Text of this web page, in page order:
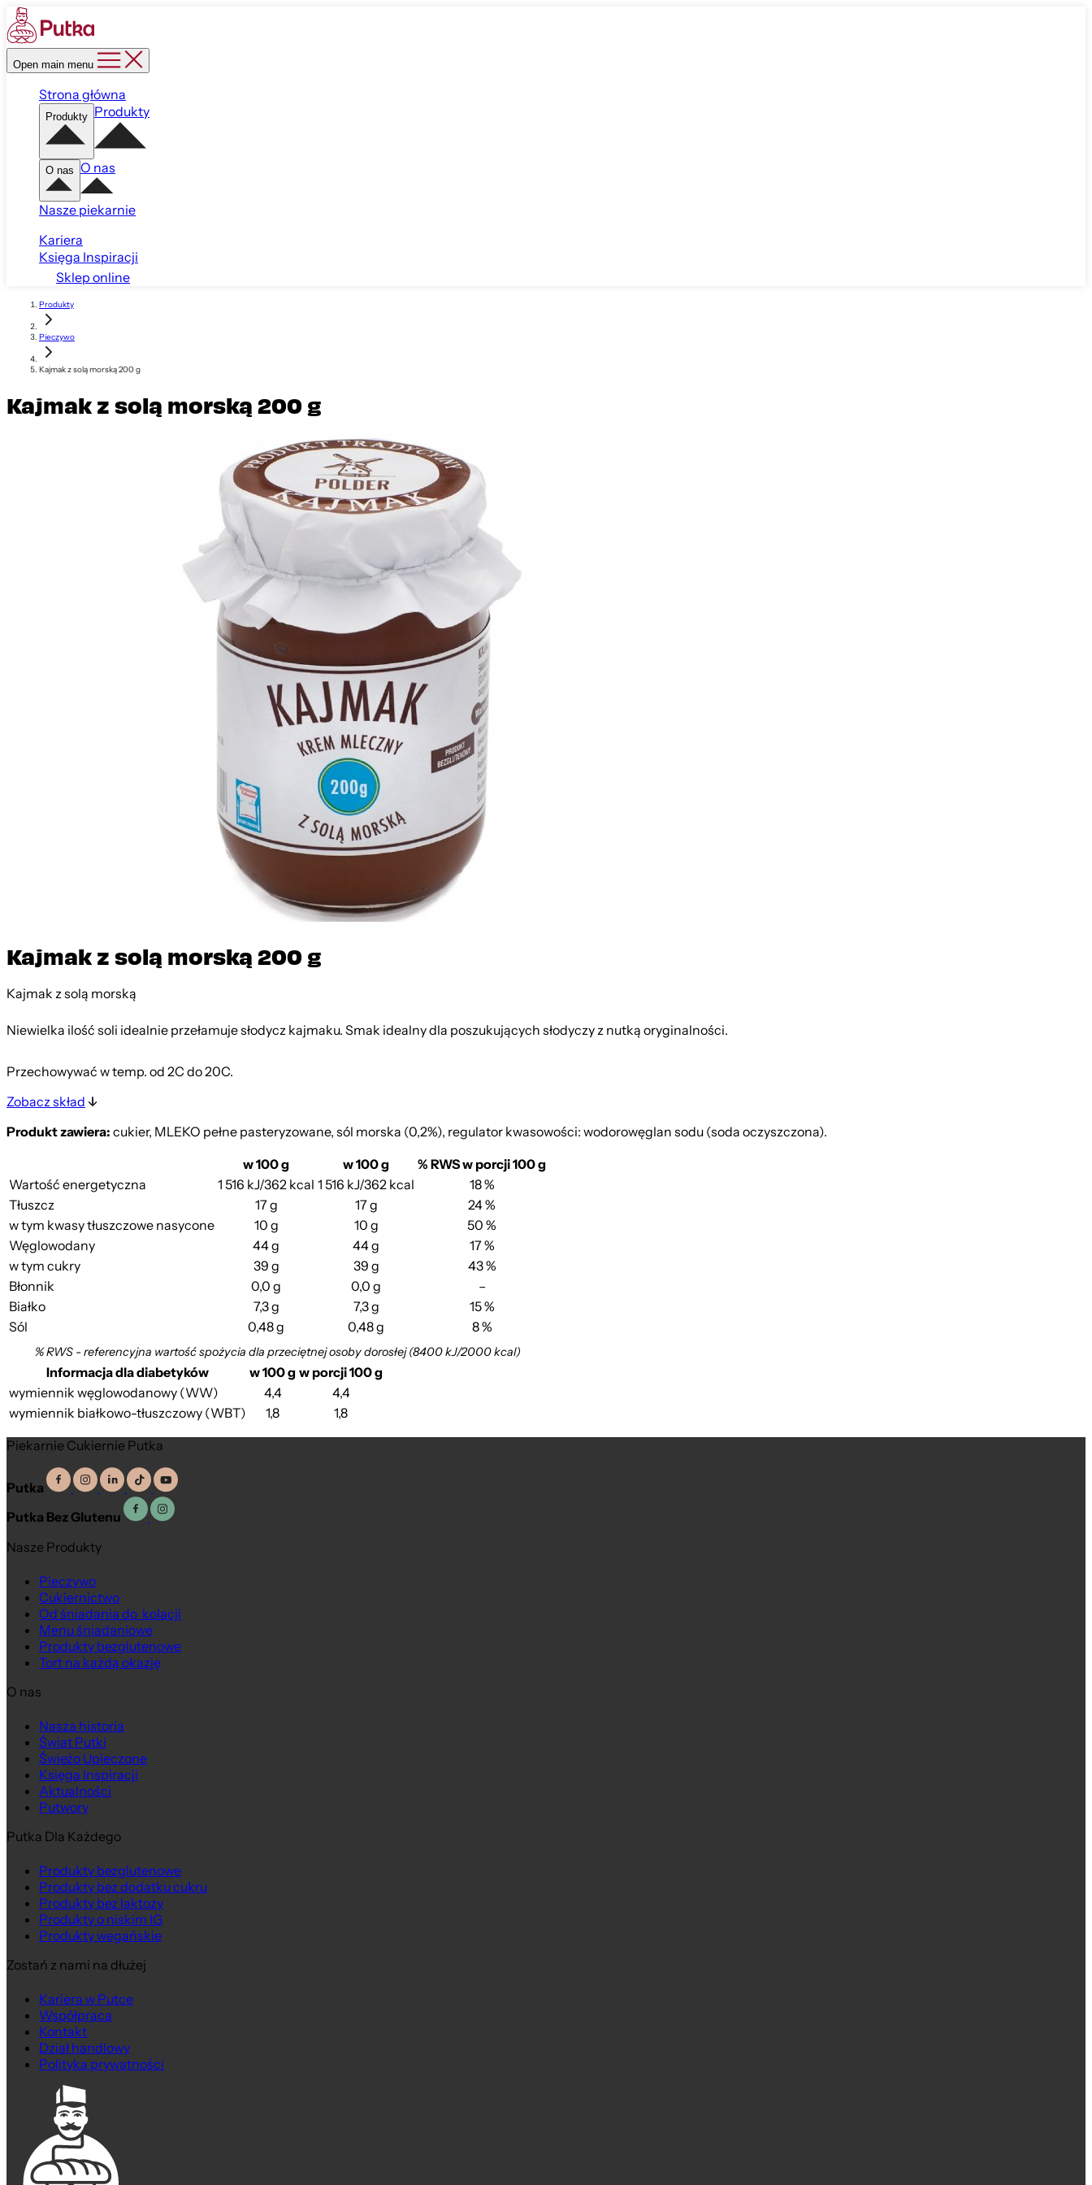
Open main menu
Strona główna
Produkty Produkty
O nas O nas
Nasze piekarnie
Kariera
Księga Inspiracji
Sklep online
Produkty
Pieczywo
Kajmak z solą morską 200 g
Kajmak z solą morską 200 g
Kajmak z solą morską 200 g
Kajmak z solą morską
Niewielka ilość soli idealnie przełamuje słodycz kajmaku. Smak idealny dla poszukujących słodyczy z nutką oryginalności.
Przechowywać w temp. od 2C do 20C.
Zobacz skład
Produkt zawiera:cukier, MLEKO pełne pasteryzowane, sól morska (0,2%), regulator kwasowości: wodorowęglan sodu (soda oczyszczona).
w 100 g
w 100 g
% RWS w porcji 100 g
Wartość energetyczna
1 516 kJ/362 kcal 1 516 kJ/362 kcal
18 %
Tłuszcz
17 g 17 g
24 %
w tym kwasy tłuszczowe nasycone
10 g 10 g
50 %
Węglowodany
44 g 44 g
17 %
w tym cukry
39 g 39 g
43 %
Błonnik
0,0 g 0,0 g
–
Białko
7,3 g 7,3 g
15 %
Sól
0,48 g 0,48 g 8 %
% RWS - referencyjna wartość spożycia dla przeciętnej osoby dorosłej (8400 kJ/2000 kcal)
Informacja dla diabetyków w 100 gw porcji 100 g
wymiennik węglowodanowy (WW)
4,4
4,4
wymiennik białkowo-tłuszczowy (WBT)
1,8
1,8
Piekarnie Cukiernie Putka
Putka
Putka Bez Glutenu
Nasze Produkty
Pieczywo
Cukiernictwo
Od śniadania do kolacji
Menu śniadaniowe
Produkty bezglutenowe
Tort na każdą okazję
O nas
Nasza historia
Świat Putki
Świeżo Upieczone
Księga Inspiracji
Aktualności
Putwory
Putka Dla Każdego
Produkty bezglutenowe
Produkty bez dodatku cukru
Produkty bez laktozy
Produkty o niskim IG
Produkty wegańskie
Zostań z nami na dłużej
Kariera w Putce
Współpraca
Kontakt
Dział handlowy
Polityka prywatności